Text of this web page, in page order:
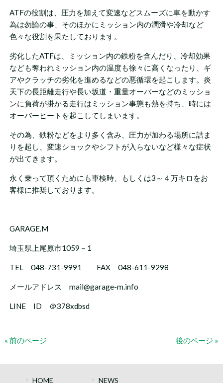
ATFの役割は、圧力を加えて変速などスムーズに車を動かす
為は勿論の事、そのほかにミッション内の潤滑や冷却など
色々な役割を果たしております。
劣化したATFは、ミッション内の鉄粉を含んだり、冷却効果
なども奪われミッション内の温度も徐々に高くなったり、ギ
アやクラッチの劣化を進めるなどの悪循環を起こします。炎
天下の長距離走行や長い坂道・重量オーバーなどのミッショ
ンに負荷が掛かる走行はミッション事態も熱を持ち、時には
オーバーヒートを起こしてしまいます。
その為、鉄粉などをより多く含み、圧力が加わる場所に詰ま
りを起し、変速ショックやシフトが入らないなど様々な症状
が出てきます。
永く乗って頂くためにも車検時、もしくは3～４万キロをお
客様に推奨しております。
GARAGE.M
埼玉県上尾原市1059－1
TEL 048-731-9991 FAX 048-611-9298
メールアドレス mail@garage-m.info
LINE ID ＠378xdbsd
« 前のページ 後のページ »
HOME NEWS